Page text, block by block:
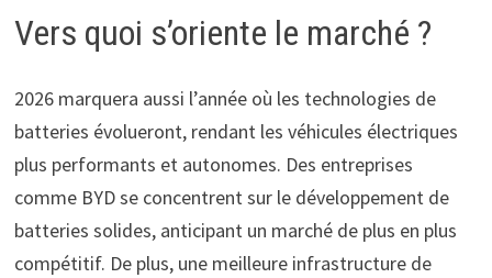
Vers quoi s’oriente le marché ?
2026 marquera aussi l’année où les technologies de
batteries évolueront, rendant les véhicules électriques
plus performants et autonomes. Des entreprises
comme BYD se concentrent sur le développement de
batteries solides, anticipant un marché de plus en plus
compétitif. De plus, une meilleure infrastructure de